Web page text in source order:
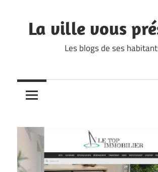
content
La ville vous
Les blogs de ses